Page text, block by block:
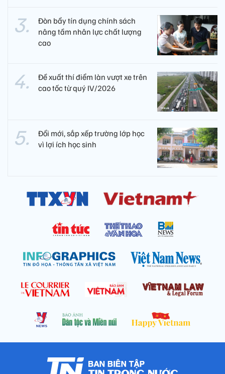
Đòn bẩy tín dụng chính sách
nâng tầm nhân lực chất lượng
cao
Đề xuất thí điểm làn vượt xe trên
cao tốc từ quý IV/2026
Đổi mới, sắp xếp trường lớp học
vì lợi ích học sinh